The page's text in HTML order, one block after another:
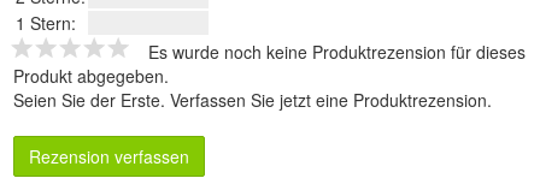
1 Stern:
Es wurde noch keine Produktrezension für dieses
Produkt abgegeben.
Seien Sie der Erste. Verfassen Sie jetzt eine Produktrezension.
Rezension verfassen